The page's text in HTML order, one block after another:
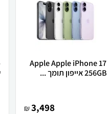
Apple Apple iPhone 17
256GB אייפון תומך ...
3,498
₪